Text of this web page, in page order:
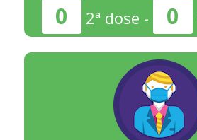
0 2ª dose - 0